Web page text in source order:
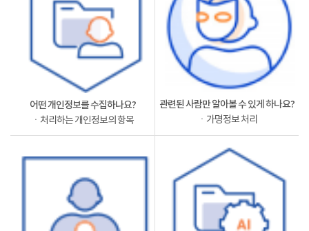
어떤 개인정보를 수집하나요?
ㆍ처리하는 개인정보의 항목
관련된 사람만 알아볼 수 있게 하나요?
ㆍ가명정보 처리